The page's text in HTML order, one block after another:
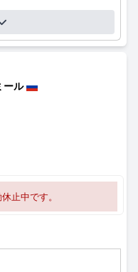
ール
止中です。